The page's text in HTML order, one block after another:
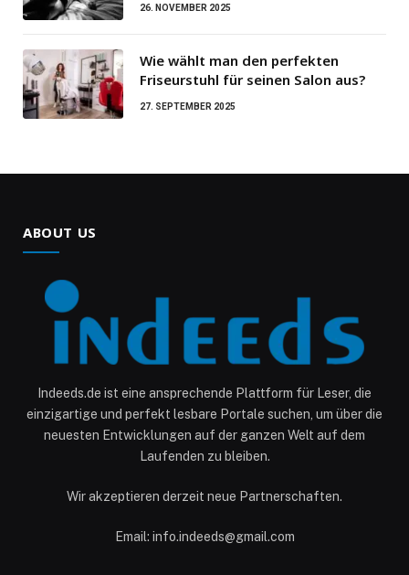
26. NOVEMBER 2025
Wie wählt man den perfekten
Friseurstuhl für seinen Salon aus?
27. SEPTEMBER 2025
ABOUT US
Indeeds.de ist eine ansprechende Plattform für Leser, die
einzigartige und perfekt lesbare Portale suchen, um über die
neuesten Entwicklungen auf der ganzen Welt auf dem
Laufenden zu bleiben.
Wir akzeptieren derzeit neue Partnerschaften.
Email: info.indeeds@gmail.com